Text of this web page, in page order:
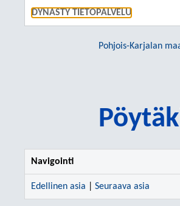
DYNASTY TIETOPALVELU
Pohjois-Karjalan
Navigointi
Edellinen asia Seuraava asia